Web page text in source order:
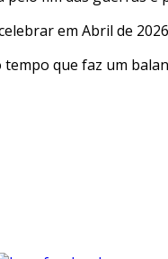
em Abril de
tempo que faz um